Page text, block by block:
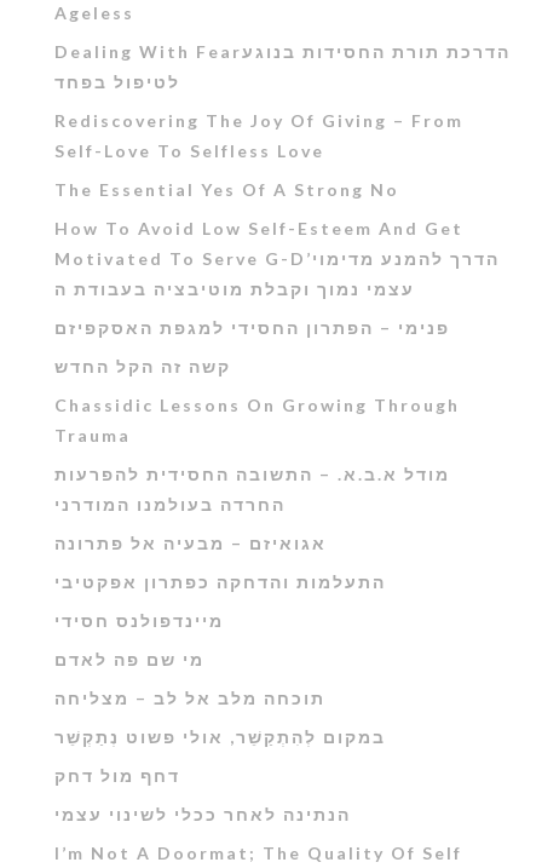
Ageless
Dealing With Fearהדרכת תורת החסידות בנוגע
לטיפול בפחד
Rediscovering The Joy Of Giving – From
Self-Love To Selfless Love
The Essential Yes Of A Strong No
How To Avoid Low Self-Esteem And Get
Motivated To Serve G-D’הדרך להמנע מדימוי
עצמי נמוך וקבלת מוטיבציה בעבודת ה
פנימי – הפתרון החסידי למגפת האסקפיזם
קשה זה הקל החדש
Chassidic Lessons On Growing Through
Trauma
מודל א.ב.א. – התשובה החסידית להפרעות
החרדה בעולמנו המודרני
אגואיזם – מבעיה אל פתרונה
התעלמות והדחקה כפתרון אפקטיבי
מיינדפולנס חסידי
מי שם פה לאדם
תוכחה מלב אל לב – מצליחה
במקום לְהִתְקַשֵׁ‏‏‏‏‏‏‏‏‏‏‏‏‏‏‏‏‏‏‏‏‏‏‏‏‏ר, אולי פשוט נְתַקְשֵׁר
דחף מול דחק
הנתינה לאחר ככלי לשינוי עצמי
I’m Not A Doormat; The Quality Of Self